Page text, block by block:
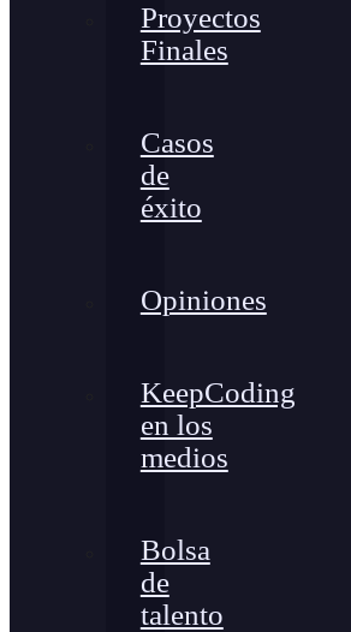
Proyectos
Finales
Casos
de
éxito
Opiniones
KeepCoding
en los
medios
Bolsa
de
talento